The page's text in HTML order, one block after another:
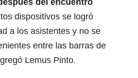
dispositivos se logró
a los asistentes y no se
entre las barras de
Lemus Pinto.